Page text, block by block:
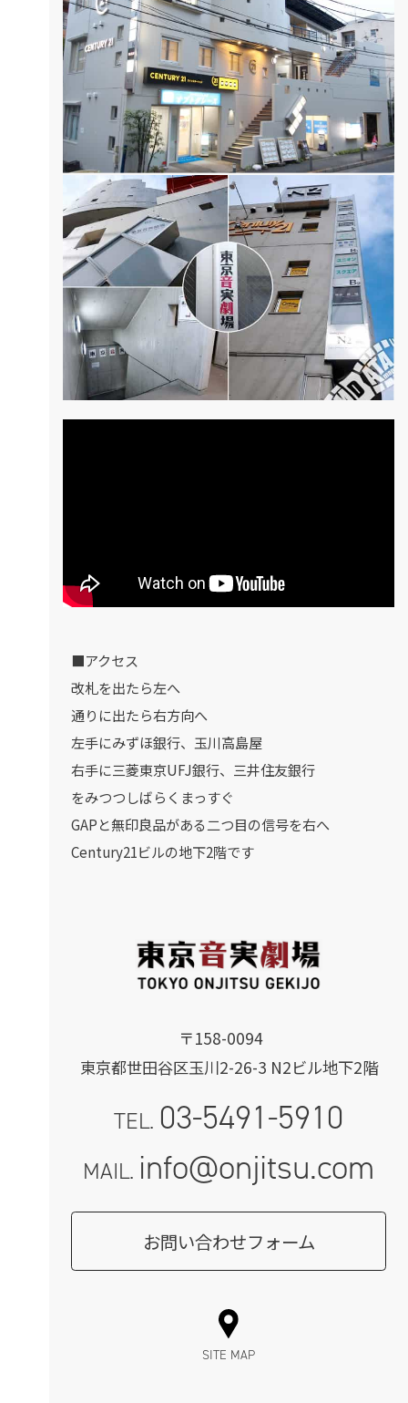
〒158-0094
東京都世田谷区玉川2-26-3 N2ビル地下2階
TEL. 03-5491-5910
MAIL. info@onjitsu.com
お問い合わせフォーム
■アクセス
改札を出たら左へ
通りに出たら右方向へ
左手にみずほ銀行、玉川高島屋
右手に三菱東京UFJ銀行、三井住友銀行
をみつつしばらくまっすぐ
GAPと無印良品がある二つ目の信号を右へ
Century21ビルの地下2階です
SITE MAP